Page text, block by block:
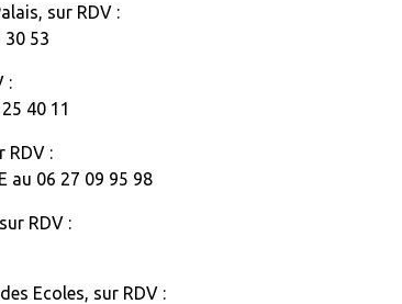
sur RDV :
30 53
:
40 11
RDV :
au 06 27 09 95 98
RDV :
Ecoles, sur RDV :